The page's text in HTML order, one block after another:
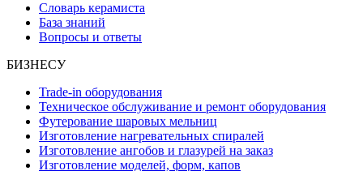
Словарь керамиста
База знаний
Вопросы и ответы
БИЗНЕСУ
Trade-in оборудования
Техническое обслуживание и ремонт оборудования
Футерование шаровых мельниц
Изготовление нагревательных спиралей
Изготовление ангобов и глазурей на заказ
Изготовление моделей, форм, капов